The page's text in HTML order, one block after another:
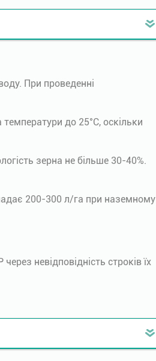
При проведенні
до 25°С, оскільки
зерна не більше 30-40%.
200-300 л/га при наземному
невідповідність строків їх